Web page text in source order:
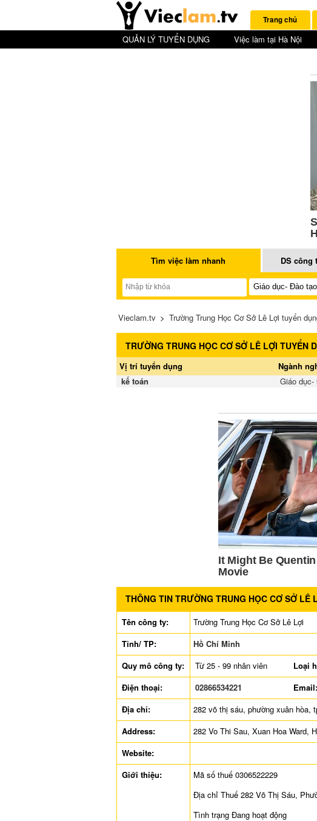
Trang chủ
QUẢN LÝ TUYỂN DỤNG Việc làm tại Hà Nội
Tìm việc làm nhanh DS công
Vieclam.tv > Trường Trung Học Cơ Sở Lê Lợi tuyển
TRƯỜNG TRUNG HỌC CƠ SỞ LÊ LỢI TUYỂN
Vị trí tuyển dụng
Ngành
kế toán
Giáo
THÔNG TIN TRƯỜNG TRUNG HỌC CƠ SỞ LÊ
Tên công ty:
Trường Trung Học Cơ Sở Lê Lợi
Tỉnh/ TP:
Hồ Chí Minh
Quy mô công ty:
Từ 25 - 99 nhân viên
Loại
Điện thoại:
02866534221 Email:
Địa chỉ:
282 võ thị sáu, phường xuân hòa,
Address:
282 Vo Thi Sau, Xuan Hoa Ward,
Website:
Giới thiệu:
Mã số thuế 0306522229
Địa chỉ Thuế 282 Võ Thị Sáu,
Tình trạng Đang hoạt động